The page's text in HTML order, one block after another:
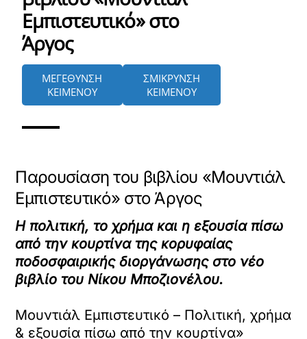
Εμπιστευτικό» στο
Άργος
ΜΕΓΕΘΥΝΣΗ
ΚΕΙΜΕΝΟΥ
ΣΜΙΚΡΥΝΣΗ
ΚΕΙΜΕΝΟΥ
Παρουσίαση του βιβλίου «Μουντιάλ
Εμπιστευτικό» στο Άργος
Η πολιτική, το χρήμα και η εξουσία πίσω
από την κουρτίνα της κορυφαίας
ποδοσφαιρικής διοργάνωσης στο νέο
βιβλίο του Νίκου Μποζιονέλου.
Μουντιάλ Εμπιστευτικό – Πολιτική, χρήμα
& εξουσία πίσω από την κουρτίνα»